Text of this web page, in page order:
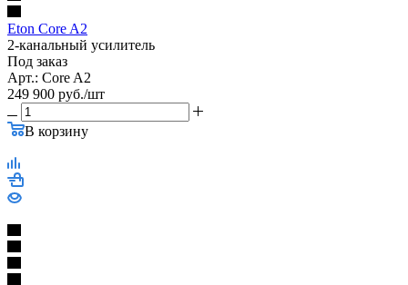
Eton Core A2
2-канальный усилитель
Под заказ
Арт.: Core A2
249 900 руб./шт
В корзину